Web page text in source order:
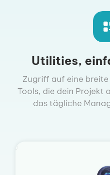
Utilities,
Zugriff auf eine
Tools, die dein Projekt
das tägliche